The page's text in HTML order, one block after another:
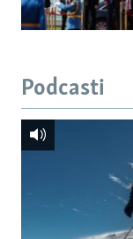
Podcasti